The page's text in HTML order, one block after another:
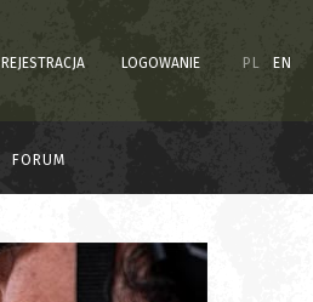
REJESTRACJA LOGOWANIE PL EN
FORUM